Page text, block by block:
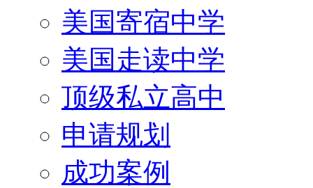
美国寄宿中学
美国走读中学
顶级私立高中
申请规划
成功案例